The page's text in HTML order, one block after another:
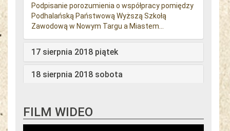
Podpisanie porozumienia o współpracy pomiędzy
Podhalańską Państwową Wyższą Szkołą
Zawodową w Nowym Targu a Miastem...
17 sierpnia 2018 piątek
18 sierpnia 2018 sobota
20 sierpnia 2018 poniedziałek
FILM WIDEO